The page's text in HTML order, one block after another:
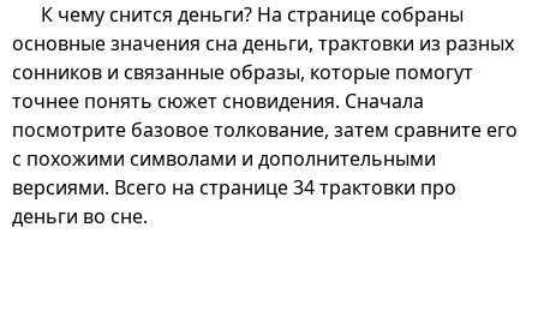
К чему снится деньги? На странице собраны
основные значения сна деньги, трактовки из разных
сонников и связанные образы, которые помогут
точнее понять сюжет сновидения. Сначала
посмотрите базовое толкование, затем сравните его
с похожими символами и дополнительными
версиями. Всего на странице 34 трактовки про
деньги во сне.